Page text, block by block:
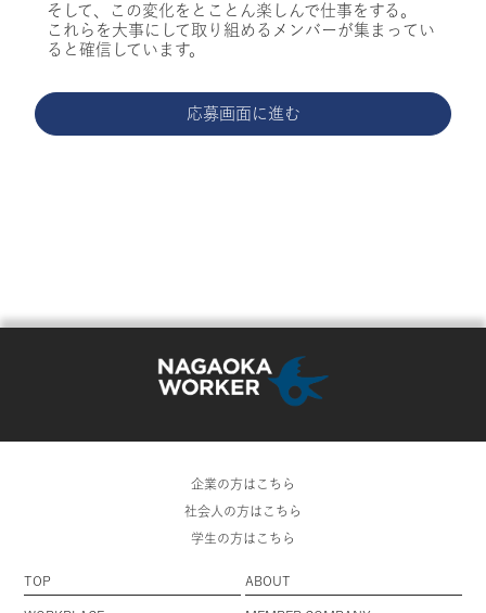
そして、この変化をとことん楽しんで仕事をする。
これらを大事にして取り組めるメンバーが集まってい
ると確信しています。
応募画面に進む
企業の方はこちら
社会人の方はこちら
学生の方はこちら
TOP ABOUT